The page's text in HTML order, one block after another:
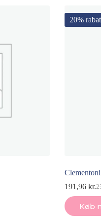
20% rabat
191,96 kr.
Køb